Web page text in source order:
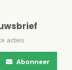
acties
Abonneer